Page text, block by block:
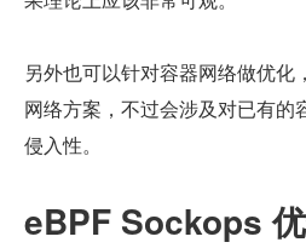
另外也可以针对容器网络做优化
网络方案，不过会涉及对已有的
侵入性。
eBPF Sockops